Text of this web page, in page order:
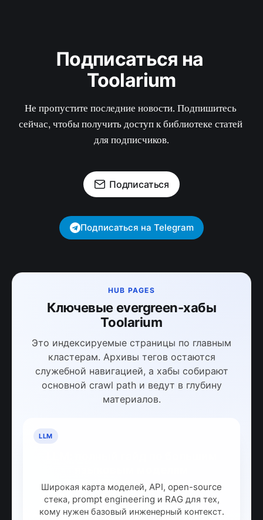
Подписаться на
Toolarium
Не пропустите последние новости. Подпишитесь
сейчас, чтобы получить доступ к библиотеке статей
для подписчиков.
Подписаться
Подписаться на Telegram
HUB PAGES
Ключевые evergreen-хабы
Toolarium
Это индексируемые страницы по главным
кластерам. Архивы тегов остаются
служебной навигацией, а хабы собирают
основной crawl path и ведут в глубину
материалов.
LLM
Широкая карта моделей, API, open-source
стека, prompt engineering и RAG для тех,
кому нужен базовый инженерный контекст.